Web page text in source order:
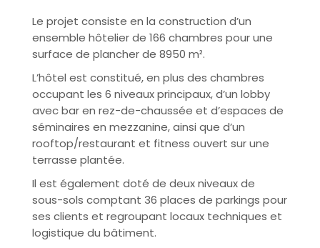
Le projet consiste en la construction d’un
ensemble hôtelier de 166 chambres pour une
surface de plancher de 8950 m².
L’hôtel est constitué, en plus des chambres
occupant les 6 niveaux principaux, d’un lobby
avec bar en rez-de-chaussée et d’espaces de
séminaires en mezzanine, ainsi que d’un
rooftop/restaurant et fitness ouvert sur une
terrasse plantée.
Il est également doté de deux niveaux de
sous-sols comptant 36 places de parkings pour
ses clients et regroupant locaux techniques et
logistique du bâtiment.